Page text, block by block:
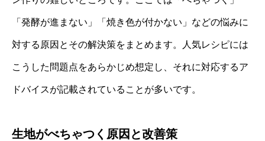
「発酵が進まない」「焼き色が付かない」などの悩みに
対する原因とその解決策をまとめます。人気レシピには
こうした問題点をあらかじめ想定し、それに対応するア
ドバイスが記載されていることが多いです。
生地がべちゃつく原因と改善策